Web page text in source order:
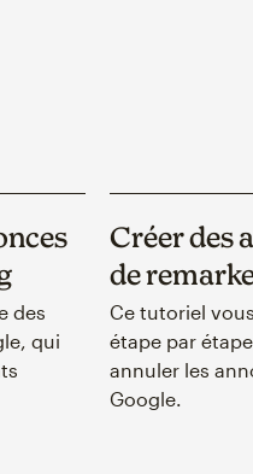
des
qui
Créer des
de
Ce tutoriel
étape par
annuler les
Google.